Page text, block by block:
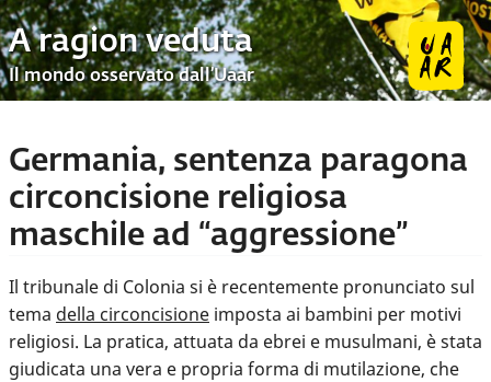
A ragion veduta
Il mondo osservato dall’Uaar
Germania, sentenza paragona
circoncisione religiosa
maschile ad “aggressione”
Il tribunale di Colonia si è recentemente pronunciato sul
tema della circoncisione imposta ai bambini per motivi
religiosi. La pratica, attuata da ebrei e musulmani, è stata
giudicata una vera e propria forma di mutilazione, che